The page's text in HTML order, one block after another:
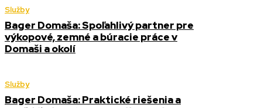
Služby
Bager Domaša: Spoľahlivý partner pre
výkopové, zemné a búracie práce v
Domaši a okolí
Služby
Bager Domaša: Praktické riešenia a